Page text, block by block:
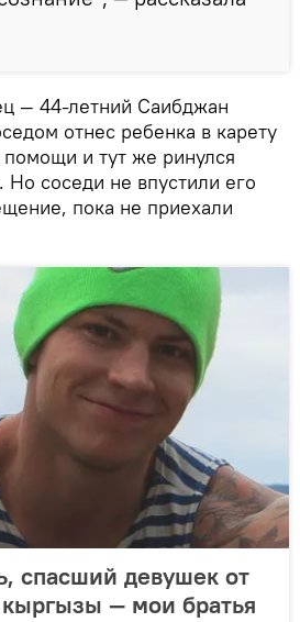
— 44-летний Саибджан
отнес ребенка в карету
и тут же ринулся
Но соседи не впустили его
пока не приехали
спасший девушек от
— мои братья